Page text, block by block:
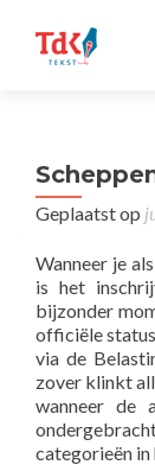
Geplaatst op
Wanneer je
is het
bijzonder
officiële
via de
zover klinkt
wanneer de
categorieën